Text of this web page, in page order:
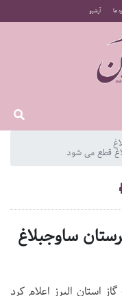
ما آرشیو
قطع می شود
ساوجبلاغ
استان البرز اعلام کرد